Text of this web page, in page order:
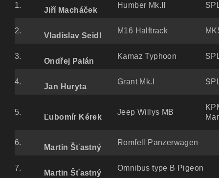
1.
Jiří Macháček
Humber Mk.II
2.
Vladislav Seidl
M16 Halftrack
3.
Ondřej Palán
Kamaz Typhoon
4.
Jan Huryta
Grant Mk.I
5.
Ľubomír Kérek
Jeep Willys MB
6.
Martin Šťastný
Romfell Panzerwagen
7.
Martin Šťastný
Omnibus type B Pigeon